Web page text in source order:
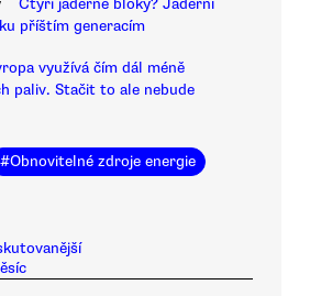
Čtyři jaderné bloky? Jaderní
příštím generacím
využívá čím dál méně
paliv. Stačit to ale nebude
#Obnovitelné zdroje energie